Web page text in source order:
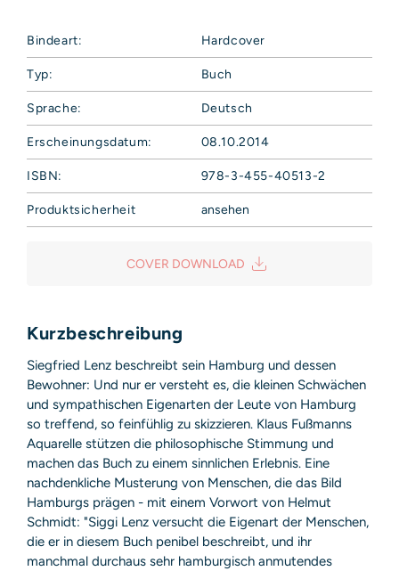
Bindeart: Hardcover
Typ: Buch
Sprache: Deutsch
Erscheinungsdatum: 08.10.2014
ISBN: 978-3-455-40513-2
Produktsicherheit
ansehen
Sicherheitshinweis entsprechend Art. 9 Abs. 7 S. 2 der
GPSRentbehrlich
COVER DOWNLOAD
Kurzbeschreibung
Siegfried Lenz beschreibt sein Hamburg und dessen
Bewohner: Und nur er versteht es, die kleinen Schwächen
und sympathischen Eigenarten der Leute von Hamburg
so treffend, so feinfühlig zu skizzieren. Klaus Fußmanns
Aquarelle stützen die philosophische Stimmung und
machen das Buch zu einem sinnlichen Erlebnis. Eine
nachdenkliche Musterung von Menschen, die das Bild
Hamburgs prägen - mit einem Vorwort von Helmut
Schmidt: "Siggi Lenz versucht die Eigenart der Menschen,
die er in diesem Buch penibel beschreibt, und ihr
manchmal durchaus sehr hamburgisch anmutendes